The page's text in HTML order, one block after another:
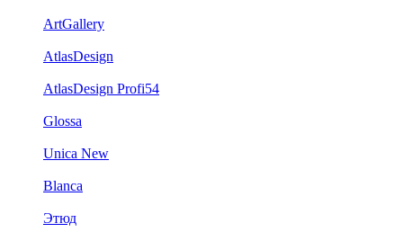
ArtGallery
AtlasDesign
AtlasDesign Profi54
Glossa
Unica New
Blanca
Этюд